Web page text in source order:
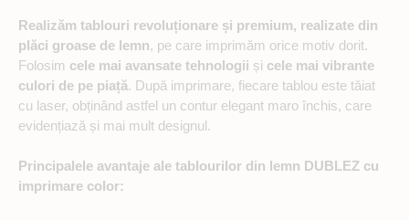
Realizăm tablouri revoluționare și premium, realizate din
plăci groase de lemn, pe care imprimăm orice motiv dorit.
Folosim cele mai avansate tehnologii și cele mai vibrante
culori de pe piață. După imprimare, fiecare tablou este tăiat
cu laser, obținând astfel un contur elegant maro închis, care
evidențiază și mai mult designul.
Principalele avantaje ale tablourilor din lemn DUBLEZ cu
imprimare color: